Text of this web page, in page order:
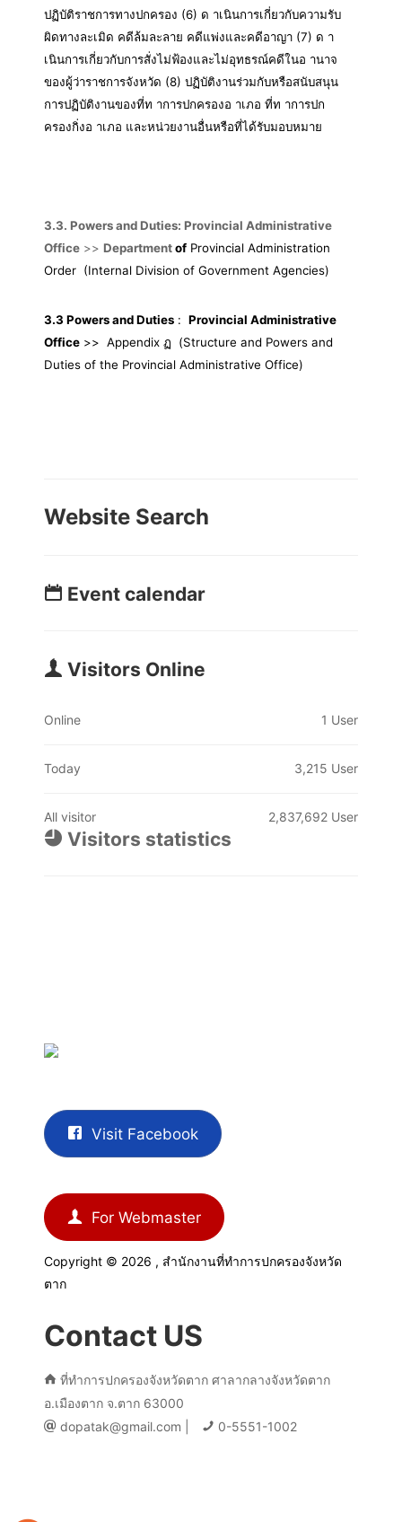
ปฏิบัติราชการทางปกครอง (6) ด าเนินการเกี่ยวกับความรับ
ผิดทางละเมิด คดีล้มละลาย คดีแพ่งและคดีอาญา (7) ด า
เนินการเกี่ยวกับการสั่งไม่ฟ้องและไม่อุทธรณ์คดีในอ านาจ
ของผู้ว่าราชการจังหวัด (8) ปฏิบัติงานร่วมกับหรือสนับสนุน
การปฏิบัติงานของที่ท าการปกครองอ าเภอ ที่ท าการปก
ครองกิ่งอ าเภอ และหน่วยงานอื่นหรือที่ได้รับมอบหมาย
3.3. Powers and Duties: Provincial Administrative
Office >> Departmentof Provincial Administration
Order (Internal Division of Government Agencies)
3.3 Powers and Duties : Provincial Administrative
Office >> Appendix ฏ (Structure and Powers and
Duties of the Provincial Administrative Office)
Website Search
Event calendar
Visitors Online
Online 1 User
Today 3,215 User
All visitor 2,837,692 User
Visitors statistics
Visit Facebook
For Webmaster
Copyright © 2026 , สำนักงานที่ทำการปกครองจังหวัด
ตาก
Contact US
ที่ทำการปกครองจังหวัดตาก ศาลากลางจังหวัดตาก
อ.เมืองตาก จ.ตาก 63000
dopatak@gmail.com |
0-5551-1002